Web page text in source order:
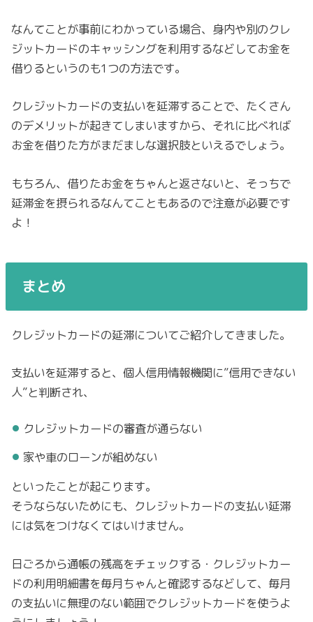
なんてことが事前にわかっている場合、身内や別のクレ
ジットカードのキャッシングを利用するなどしてお金を
借りるというのも1つの方法です。
クレジットカードの支払いを延滞することで、たくさん
のデメリットが起きてしまいますから、それに比べれば
お金を借りた方がまだましな選択肢といえるでしょう。
もちろん、借りたお金をちゃんと返さないと、そっちで
延滞金を摂られるなんてこともあるので注意が必要です
よ！
まとめ
クレジットカードの延滞についてご紹介してきました。
支払いを延滞すると、個人信用情報機関に”信用できない
人”と判断され、
クレジットカードの審査が通らない
家や車のローンが組めない
といったことが起こります。
そうならないためにも、クレジットカードの支払い延滞
には気をつけなくてはいけません。
日ごろから通帳の残高をチェックする・クレジットカー
ドの利用明細書を毎月ちゃんと確認するなどして、毎月
の支払いに無理のない範囲でクレジットカードを使うよ